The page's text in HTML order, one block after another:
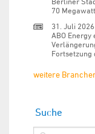
70
31. Juli 2026
ABO
Fortsetzung
weitere
Suche